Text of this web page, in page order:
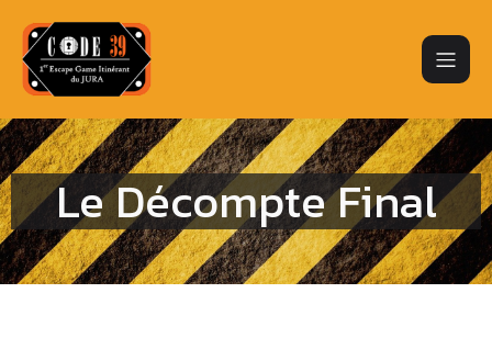
Le Décompte Final